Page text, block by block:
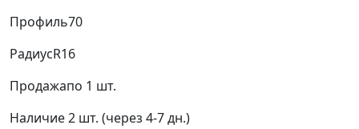
Профиль70
РадиусR16
Продажапо 1 шт.
Наличие2 шт. (через 4-7 дн.)